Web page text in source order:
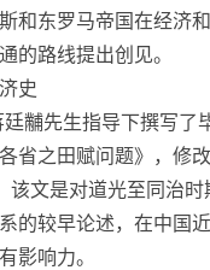
和东罗马帝国在经济
的路线提出创见。
史
黼先生指导下撰写了
省之田赋问题》，修
该文是对道光至同治
的较早论述，在中国
影响力。